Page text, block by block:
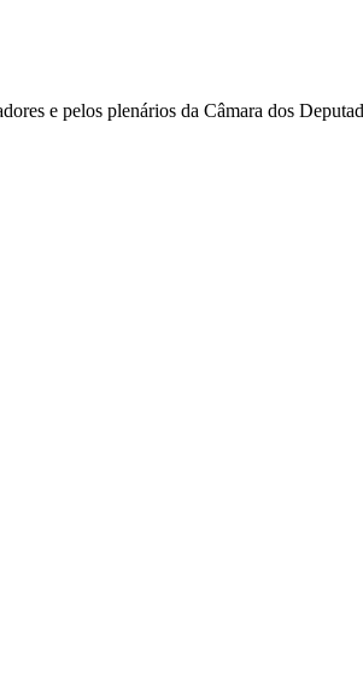
e pelos plenários da Câmara dos